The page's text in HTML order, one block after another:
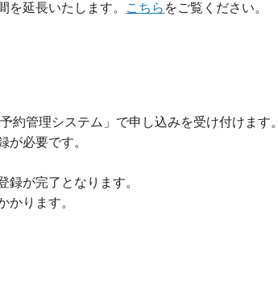
延長いたします。 こちら をご覧ください。
約管理システム」で申し込みを受け付けます。
が必要です。
が完了となります。
かります。